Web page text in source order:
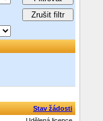
Stav žádosti